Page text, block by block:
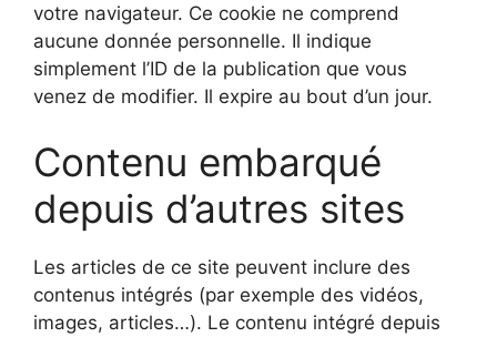
votre navigateur. Ce cookie ne comprend
aucune donnée personnelle. Il indique
simplement l’ID de la publication que vous
venez de modifier. Il expire au bout d’un jour.
Contenu embarqué
depuis d’autres sites
Les articles de ce site peuvent inclure des
contenus intégrés (par exemple des vidéos,
images, articles…). Le contenu intégré depuis